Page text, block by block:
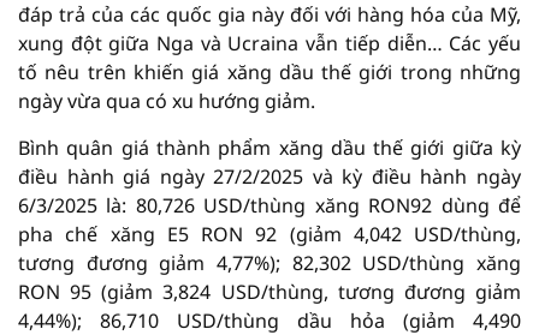
đáp trả của các quốc gia này đối với hàng hóa của Mỹ,
xung đột giữa Nga và Ucraina vẫn tiếp diễn… Các yếu
tố nêu trên khiến giá xăng dầu thế giới trong những
ngày vừa qua có xu hướng giảm.
Bình quân giá thành phẩm xăng dầu thế giới giữa kỳ
điều hành giá ngày 27/2/2025 và kỳ điều hành ngày
6/3/2025 là: 80,726 USD/thùng xăng RON92 dùng để
pha chế xăng E5 RON 92 (giảm 4,042 USD/thùng,
tương đương giảm 4,77%); 82,302 USD/thùng xăng
RON 95 (giảm 3,824 USD/thùng, tương đương giảm
4,44%); 86,710 USD/thùng dầu hỏa (giảm 4,490